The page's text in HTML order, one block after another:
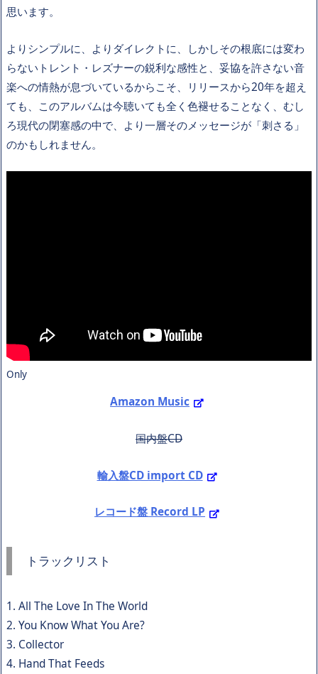
思います。
よりシンプルに、よりダイレクトに、しかしその根底には変わ
らないトレント・レズナーの鋭利な感性と、妥協を許さない音
楽への情熱が息づいているからこそ、リリースから20年を超え
ても、このアルバムは今聴いても全く色褪せることなく、むし
ろ現代の閉塞感の中で、より一層そのメッセージが「刺さる」
のかもしれません。
Only
Amazon Music
国内盤CD
輸入盤CD import CD
レコード盤 Record LP
トラックリスト
1. All The Love In The World
2. You Know What You Are?
3. Collector
4. Hand That Feeds